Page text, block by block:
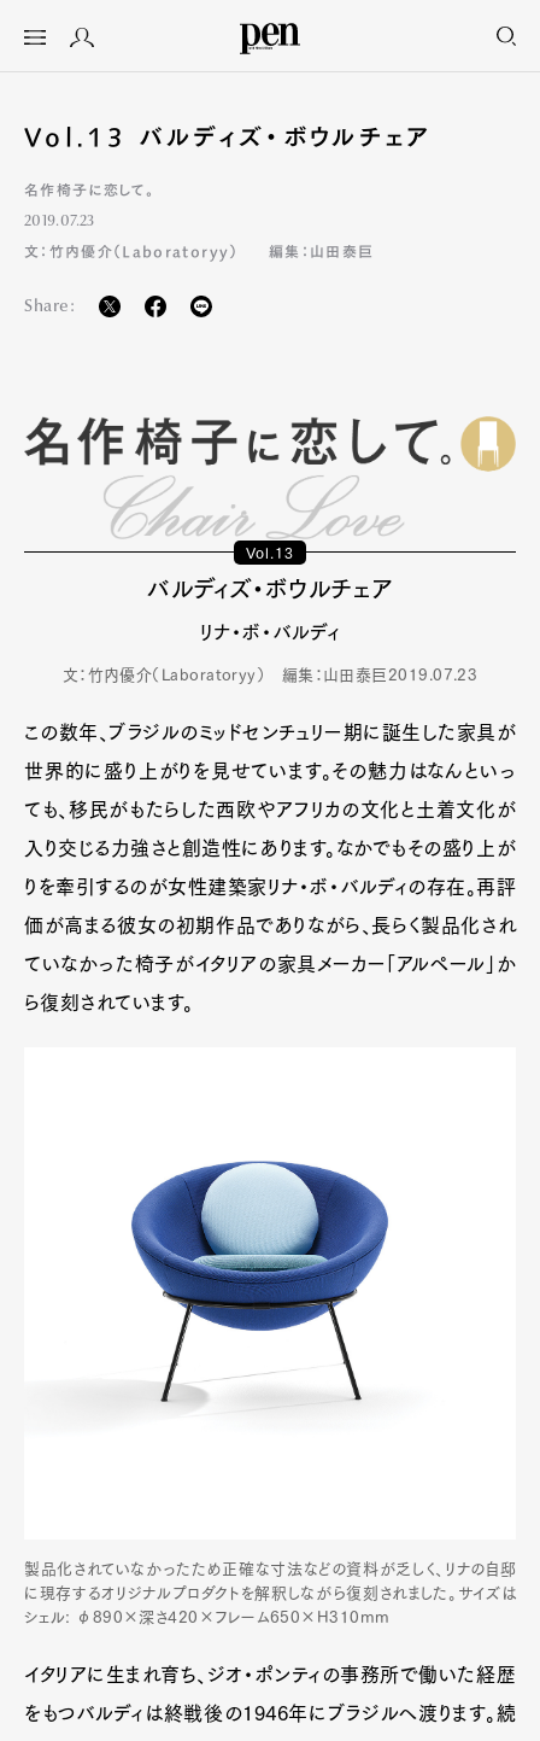
Vol.13 バルディズ・ボウルチェア
名作椅子に恋して。
2019.07.23
文：竹内優介（Laboratoryy）
編集：山田泰巨
Share:
Vol.13
バルディズ・ボウルチェア
リナ・ボ・バルディ
文：竹内優介（Laboratoryy） 編集：山田泰巨 2019.07.23
この数年、ブラジルのミッドセンチュリー期に誕生した家具が
世界的に盛り上がりを見せています。その魅力はなんといっ
ても、移民がもたらした西欧やアフリカの文化と土着文化が
入り交じる力強さと創造性にあります。なかでもその盛り上が
りを牽引するのが女性建築家リナ・ボ・バルディの存在。再評
価が高まる彼女の初期作品でありながら、長らく製品化され
ていなかった椅子がイタリアの家具メーカー「アルペール」か
ら復刻されています。
製品化されていなかったため正確な寸法などの資料が乏しく、リナの自邸
に現存するオリジナルプロダクトを解釈しながら復刻されました。サイズは
シェル: φ890×深さ420×フレーム650×H310mm
イタリアに生まれ育ち、ジオ・ポンティの事務所で働いた経歴
をもつバルディは終戦後の1946年にブラジルへ渡ります。続